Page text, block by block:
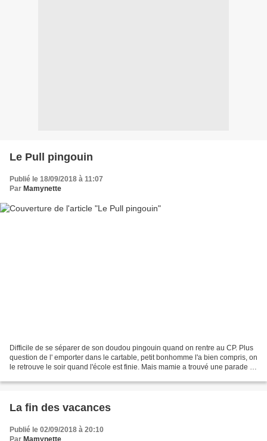
Le Pull pingouin
Publié le 18/09/2018 à 11:07
Par Mamynette
Difficile de se séparer de son doudou pingouin quand on rentre au CP. Plus
question de l' emporter dans le cartable, petit bonhomme l'a bien compris, on
le retrouve le soir quand l'école est finie. Mais mamie a trouvé une parade à
La fin des vacances
Publié le 02/09/2018 à 20:10
Par Mamynette